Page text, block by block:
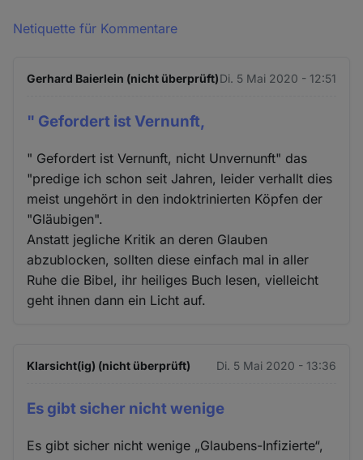
Netiquette für Kommentare
Gerhard Baierlein (nicht überprüft)Di. 5 Mai 2020 - 12:51
" Gefordert ist Vernunft,
" Gefordert ist Vernunft, nicht Unvernunft" das
"predige ich schon seit Jahren, leider verhallt dies
meist ungehört in den indoktrinierten Köpfen der
"Gläubigen".
Anstatt jegliche Kritik an deren Glauben
abzublocken, sollten diese einfach mal in aller
Ruhe die Bibel, ihr heiliges Buch lesen, vielleicht
geht ihnen dann ein Licht auf.
Klarsicht(ig) (nicht überprüft) Di. 5 Mai 2020 - 13:36
Es gibt sicher nicht wenige
Es gibt sicher nicht wenige „Glaubens-Infizierte“,